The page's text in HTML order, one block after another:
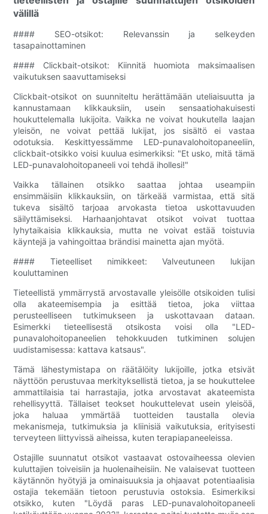
välillä
#### SEO-otsikot: Relevanssin ja selkeyden
tasapainottaminen
#### Clickbait-otsikot: Kiinnitä huomiota maksimaalisen
vaikutuksen saavuttamiseksi
Clickbait-otsikot on suunniteltu herättämään uteliaisuutta ja
kannustamaan klikkauksiin, usein sensaatiohakuisesti
houkuttelemalla lukijoita. Vaikka ne voivat houkutella laajan
yleisön, ne voivat pettää lukijat, jos sisältö ei vastaa
odotuksia. Keskittyessämme LED-punavalohoitopaneeliin,
clickbait-otsikko voisi kuulua esimerkiksi: "Et usko, mitä tämä
LED-punavalohoitopaneeli voi tehdä ihollesi!"
Vaikka tällainen otsikko saattaa johtaa useampiin
ensimmäisiin klikkauksiin, on tärkeää varmistaa, että sitä
tukeva sisältö tarjoaa arvokasta tietoa uskottavuuden
säilyttämiseksi. Harhaanjohtavat otsikot voivat tuottaa
lyhytaikaisia ​​klikkauksia, mutta ne voivat estää toistuvia
käyntejä ja vahingoittaa brändisi mainetta ajan myötä.
#### Tieteelliset nimikkeet: Valveutuneen lukijan
kouluttaminen
Tieteellistä ymmärrystä arvostavalle yleisölle otsikoiden tulisi
olla akateemisempia ja esittää tietoa, joka viittaa
perusteelliseen tutkimukseen ja uskottavaan dataan.
Esimerkki tieteellisestä otsikosta voisi olla "LED-
punavalohoitopaneelien tehokkuuden tutkiminen solujen
uudistamisessa: kattava katsaus".
Tämä lähestymistapa on räätälöity lukijoille, jotka etsivät
näyttöön perustuvaa merkityksellistä tietoa, ja se houkuttelee
ammattilaisia ​​tai harrastajia, jotka arvostavat akateemista
rehellisyyttä. Tällaiset teokset houkuttelevat usein yleisöä,
joka haluaa ymmärtää tuotteiden taustalla olevia
mekanismeja, tutkimuksia ja kliinisiä vaikutuksia, erityisesti
terveyteen liittyvissä aiheissa, kuten terapiapaneeleissa.
Ostajille suunnatut otsikot vastaavat ostovaiheessa olevien
kuluttajien toiveisiin ja huolenaiheisiin. Ne valaisevat tuotteen
käytännön hyötyjä ja ominaisuuksia ja ohjaavat potentiaalisia
ostajia tekemään tietoon perustuvia ostoksia. Esimerkiksi
otsikko, kuten "Löydä paras LED-punavalohoitopaneeli